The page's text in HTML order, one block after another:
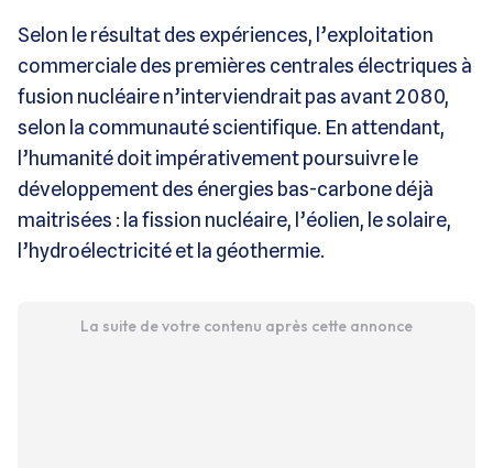
Selon le résultat des expériences, l’exploitation
commerciale des premières centrales électriques à
fusion nucléaire n’interviendrait pas avant 2080,
selon la communauté scientifique. En attendant,
l’humanité doit impérativement poursuivre le
développement des énergies bas-carbone déjà
maitrisées : la fission nucléaire, l’éolien, le solaire,
l’hydroélectricité et la géothermie.
La suite de votre contenu après cette annonce